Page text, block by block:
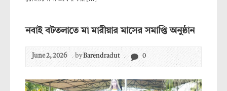
নবাই বটতলাতে মা মারীয়ার মাসের সমাপ্তি অনুষ্ঠান
June 2, 2026 byBarendradut 0